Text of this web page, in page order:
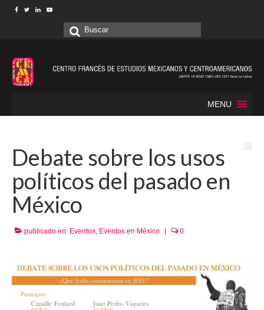
Buscar
MENU
Debate sobre los usos
políticos del pasado en
México
publicado en: Eventos, Eventos en México 0